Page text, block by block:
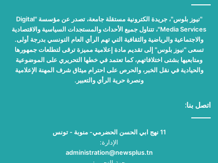
"نيوز بلوس"، جريدة الكترونية مستقلة جامعة، تصدر عن مؤسسة "Digital
Media Services"، تتناول جميع الأحداث والمستجدات السياسية والاقتصادية
والاجتماعية والرياضية والثقافية التي تهم الرأي العام التونسي بدرجة أولى.
تسعى "نيوز بلوس" إلى تقديم مادة إعلامية مميزة ترقى لتطلعات جمهورها
ومتابعيها بشتى اختلافاتهم، كما تعتمد في خطها التحريري على الموضوعية
والحيادية في نقل الخبر، والحرص على احترام ميثاق شرف المهنة الإعلامية
ونصرة حرية الرأي والتعبير.
اتصل بنا:
11 نهج ابي الحسن الحضرمي- منوبة - تونس
الإدارة:
administration@newsplus.tn